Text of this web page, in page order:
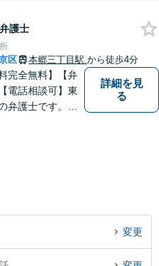
ださい【都内各
セス良好】
弁護士
区 本郷三丁目駅 から徒歩4分
完全無料】【弁
電話相談可】東
弁護士です。夜
詳細を見
る
変更